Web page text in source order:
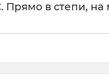
Прямо в степи,